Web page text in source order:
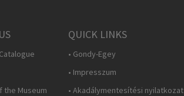
the Museum
QUICK LINKS
• Gondy-Egey
• Impresszum
• Akadálymentesítési nyilatkozat